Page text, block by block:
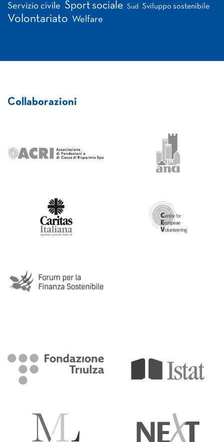
Servizio civile Sport sociale Sud Sviluppo sostenibile
Volontariato Welfare
Collaborazioni